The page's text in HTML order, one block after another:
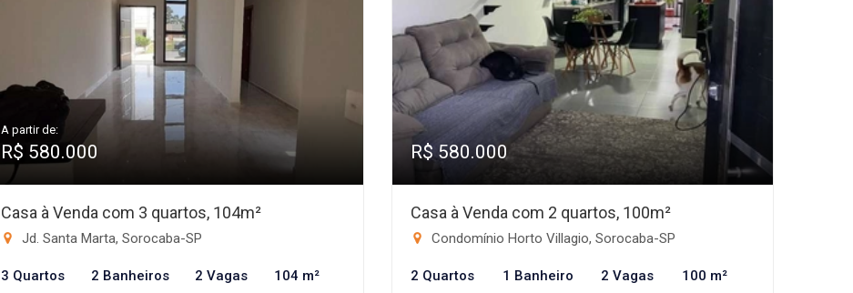
A partir de:
R$ 580.000
Casa à Venda com 3 quartos, 104m²
Jd. Santa Marta, Sorocaba-SP
3 Quartos 2 Banheiros 2 Vagas 104 m²
R$ 580.000
Casa à Venda com 2 quartos, 100m²
Condomínio Horto Villagio, Sorocaba-SP
2 Quartos 1 Banheiro 2 Vagas 100 m²